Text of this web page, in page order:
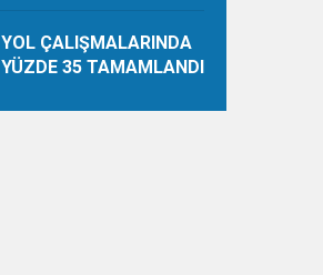
YOL ÇALIŞMALARINDA
YÜZDE 35 TAMAMLANDI